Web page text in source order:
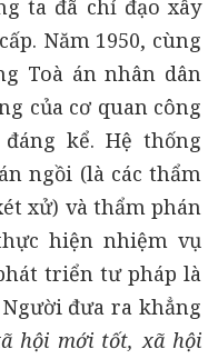
ta đã chỉ đạo xây
Năm 1950, cùng
Toà án nhân dân
của cơ quan công
kể. Hệ thống
ngồi (là các thẩm
xử) và thẩm phán
hiện nhiệm vụ
triển tư pháp là
đưa ra khẳng
hội mới tốt, xã hội